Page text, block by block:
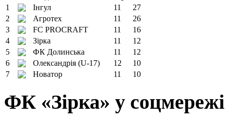
1
Інгул 11
27
2
Агротех 11
26
3
FC PROCRAFT 11
16
4
Зірка 11
12
5
ФК Долинська 11
12
6
Олександрія (U-17) 12
10
7
Новатор 11 10
ФК «Зірка» у